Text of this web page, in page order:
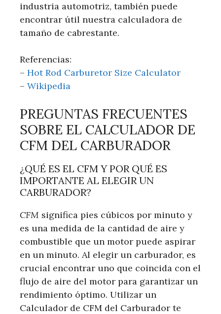
industria automotriz, también puede
encontrar útil nuestra calculadora de
tamaño de cabrestante.
Referencias:
– Hot Rod Carburetor Size Calculator
– Wikipedia
PREGUNTAS FRECUENTES
SOBRE EL CALCULADOR DE
CFM DEL CARBURADOR
¿QUÉ ES EL CFM Y POR QUÉ ES
IMPORTANTE AL ELEGIR UN
CARBURADOR?
CFM significa pies cúbicos por minuto y
es una medida de la cantidad de aire y
combustible que un motor puede aspirar
en un minuto. Al elegir un carburador, es
crucial encontrar uno que coincida con el
flujo de aire del motor para garantizar un
rendimiento óptimo. Utilizar un
Calculador de CFM del Carburador te